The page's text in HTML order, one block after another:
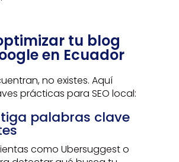
tu blog
en Ecuador
no existes. Aquí
prácticas para SEO local:
palabras clave
como Ubersuggest o